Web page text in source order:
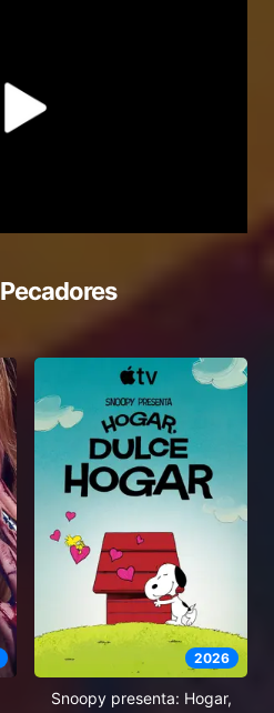
Pecadores
2026
Snoopy presenta: Hogar,